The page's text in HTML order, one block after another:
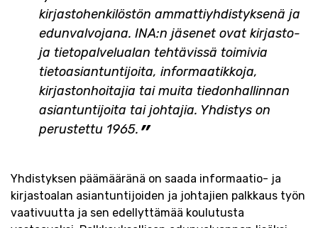
kirjastohenkilöstön ammattiyhdistyksenä ja
edunvalvojana. INA:n jäsenet ovat kirjasto-
ja tietopalvelualan tehtävissä toimivia
tietoasiantuntijoita, informaatikkoja,
kirjastonhoitajia tai muita tiedonhallinnan
asiantuntijoita tai johtajia. Yhdistys on
perustettu 1965.
Yhdistyksen päämääränä on saada informaatio- ja
kirjastoalan asiantuntijoiden ja johtajien palkkaus työn
vaativuutta ja sen edellyttämää koulutusta